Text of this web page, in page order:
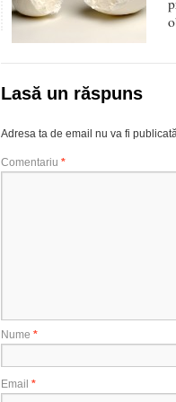
Lasă un răspuns
Adresa ta de email nu va fi
Comentariu *
Nume *
Email *